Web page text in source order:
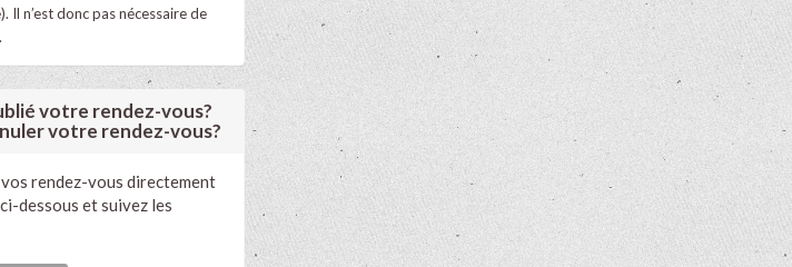
Il n’est donc pas nécessaire de
votre rendez-vous?
votre rendez-vous?
rendez-vous directement
dessous et suivez les